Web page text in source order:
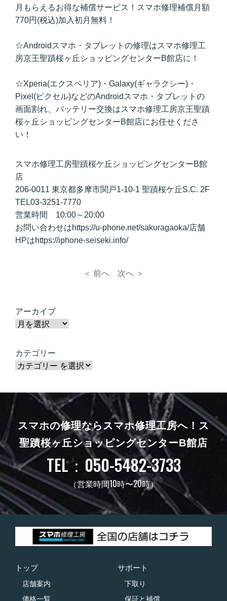
月もらえるお得な補償サービス！スマホ修理補償月額
770円(税込)加入初月無料！
☆Androidスマホ・タブレットの修理はスマホ修理工
房京王聖蹟桜ヶ丘ショッピングセンターB館店に！
☆Xperia(エクスペリア)・Galaxy(ギャラクシー)・
Pixel(ピクセル)などのAndroidスマホ・タブレットの
画面割れ、バッテリー交換はスマホ修理工房京王聖蹟
桜ヶ丘ショッピングセンターB館店にお任せくださ
い！
スマホ修理工房聖蹟桜ケ丘ショッピングセンターB館
店
206-0011 東京都多摩市関戸1-10-1 聖蹟桜ケ丘S.C. 2F
TEL03-3251-7770
営業時間 10:00～20:00
お問い合わせはhttps://u-phone.net/sakuragaoka/店舗
HPはhttps://iphone-seiseki.info/
＜ 前へ 次へ ＞
アーカイブ
カテゴリー
スマホの修理ならスマホ修理工房へ！ ス
聖蹟桜ヶ丘ショッピングセンターB館店
TEL：050-5482-3733
（営業時間10時〜20時）
トップ
店舗案内
価格一覧
サポート
下取り
保証と補償